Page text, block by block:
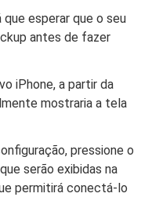
esperar que o seu
antes de fazer
iPhone, a partir da
mostraria a tela
pressione o
serão exibidas na
permitirá conectá-lo